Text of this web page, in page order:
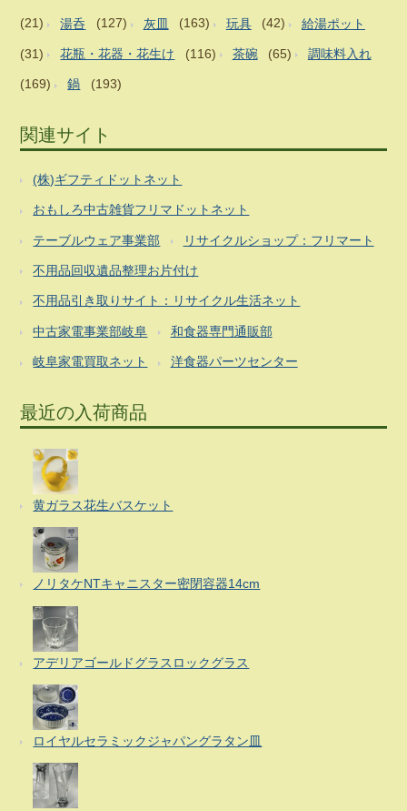
(21) 湯呑 (127) 灰皿 (163) 玩具 (42) 給湯ポット
(31) 花瓶・花器・花生け (116) 茶碗 (65) 調味料入れ
(169) 鍋 (193)
関連サイト
(株)ギフティドットネット
おもしろ中古雑貨フリマドットネット
テーブルウェア事業部 リサイクルショップ：フリマート
不用品回収遺品整理お片付け
不用品引き取りサイト：リサイクル生活ネット
中古家電事業部岐阜 和食器専門通販部
岐阜家電買取ネット 洋食器パーツセンター
最近の入荷商品
黄ガラス花生バスケット
ノリタケNTキャニスター密閉容器14cm
アデリアゴールドグラスロックグラス
ロイヤルセラミックジャパングラタン皿